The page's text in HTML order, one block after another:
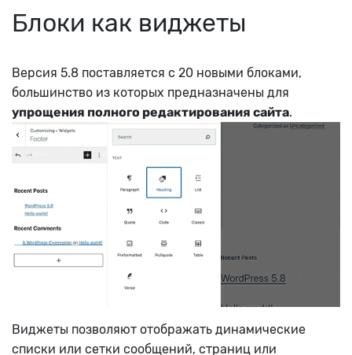
Блоки как виджеты
Версия 5.8 поставляется с 20 новыми блоками,
большинство из которых предназначены для
упрощения полного редактирования сайта.
Виджеты позволяют отображать динамические
списки или сетки сообщений, страниц или